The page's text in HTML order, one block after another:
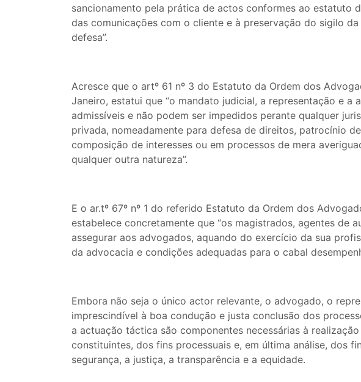
sancionamento pela prática de actos conformes ao estatuto
das comunicações com o cliente e à preservação do sigilo
defesa”.
Acresce que o artº 61 nº 3 do Estatuto da Ordem dos
Janeiro, estatui que “o mandato judicial, a representação e a
admissíveis e não podem ser impedidos perante qualquer
privada, nomeadamente para defesa de direitos, patrocínio
composição de interesses ou em processos de mera
qualquer outra natureza”.
E o ar.tº 67º nº 1 do referido Estatuto da Ordem dos
estabelece concretamente que “os magistrados, agentes de
assegurar aos advogados, aquando do exercício da sua
da advocacia e condições adequadas para o cabal
Embora não seja o único actor relevante, o advogado, o
imprescindível à boa condução e justa conclusão dos
a actuação táctica são componentes necessárias à
constituintes, dos fins processuais e, em última análise, dos
segurança, a justiça, a transparência e a equidade.